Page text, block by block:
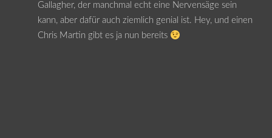
Gallagher, der manchmal echt eine Nervensäge sein
kann, aber dafür auch ziemlich genial ist. Hey, und einen
Chris Martin gibt es ja nun bereits